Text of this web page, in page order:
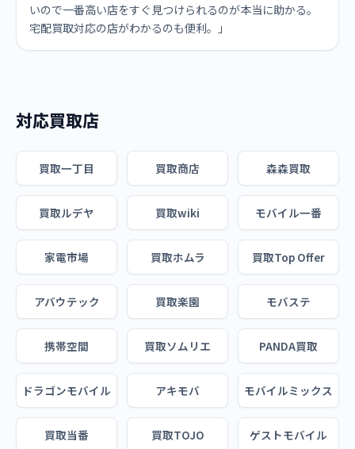
いので一番高い店をすぐ見つけられるのが本当に助かる。
宅配買取対応の店がわかるのも便利。」
対応買取店
買取一丁目 買取商店 森森買取
買取ルデヤ 買取wiki モバイル一番
家電市場 買取ホムラ 買取Top Offer
アバウテック 買取楽園 モバステ
携帯空間 買取ソムリエ PANDA買取
ドラゴンモバイル アキモバ モバイルミックス
買取当番 買取TOJO ゲストモバイル